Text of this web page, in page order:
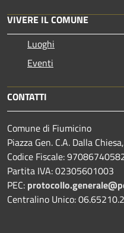
VIVERE IL COMUNE
Luoghi
Eventi
CONTATTI
Comune di Fiumicino
Piazza Gen. C.A. Dalla
Codice Fiscale:
Partita IVA: 02305601003
PEC:
Centralino Unico: